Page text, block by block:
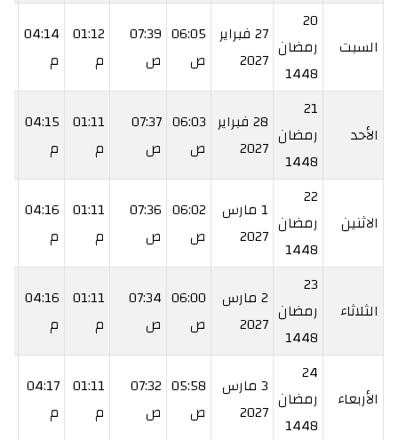
السبت
20
رمضان
1448
27 فبراير
2027
06:05
ص
07:39
ص
01:12
م
04:14
م
الأحد
21
رمضان
1448
28 فبراير
2027
06:03
ص
07:37
ص
01:11
م
04:15
م
الاثنين
22
رمضان
1448
1 مارس
2027
06:02
ص
07:36
ص
01:11
م
04:16
م
الثلاثاء
23
رمضان
1448
2 مارس
2027
06:00
ص
07:34
ص
01:11
م
04:16
م
الأربعاء
24
رمضان
1448
3 مارس
2027
05:58
ص
07:32
ص
01:11
م
04:17
م